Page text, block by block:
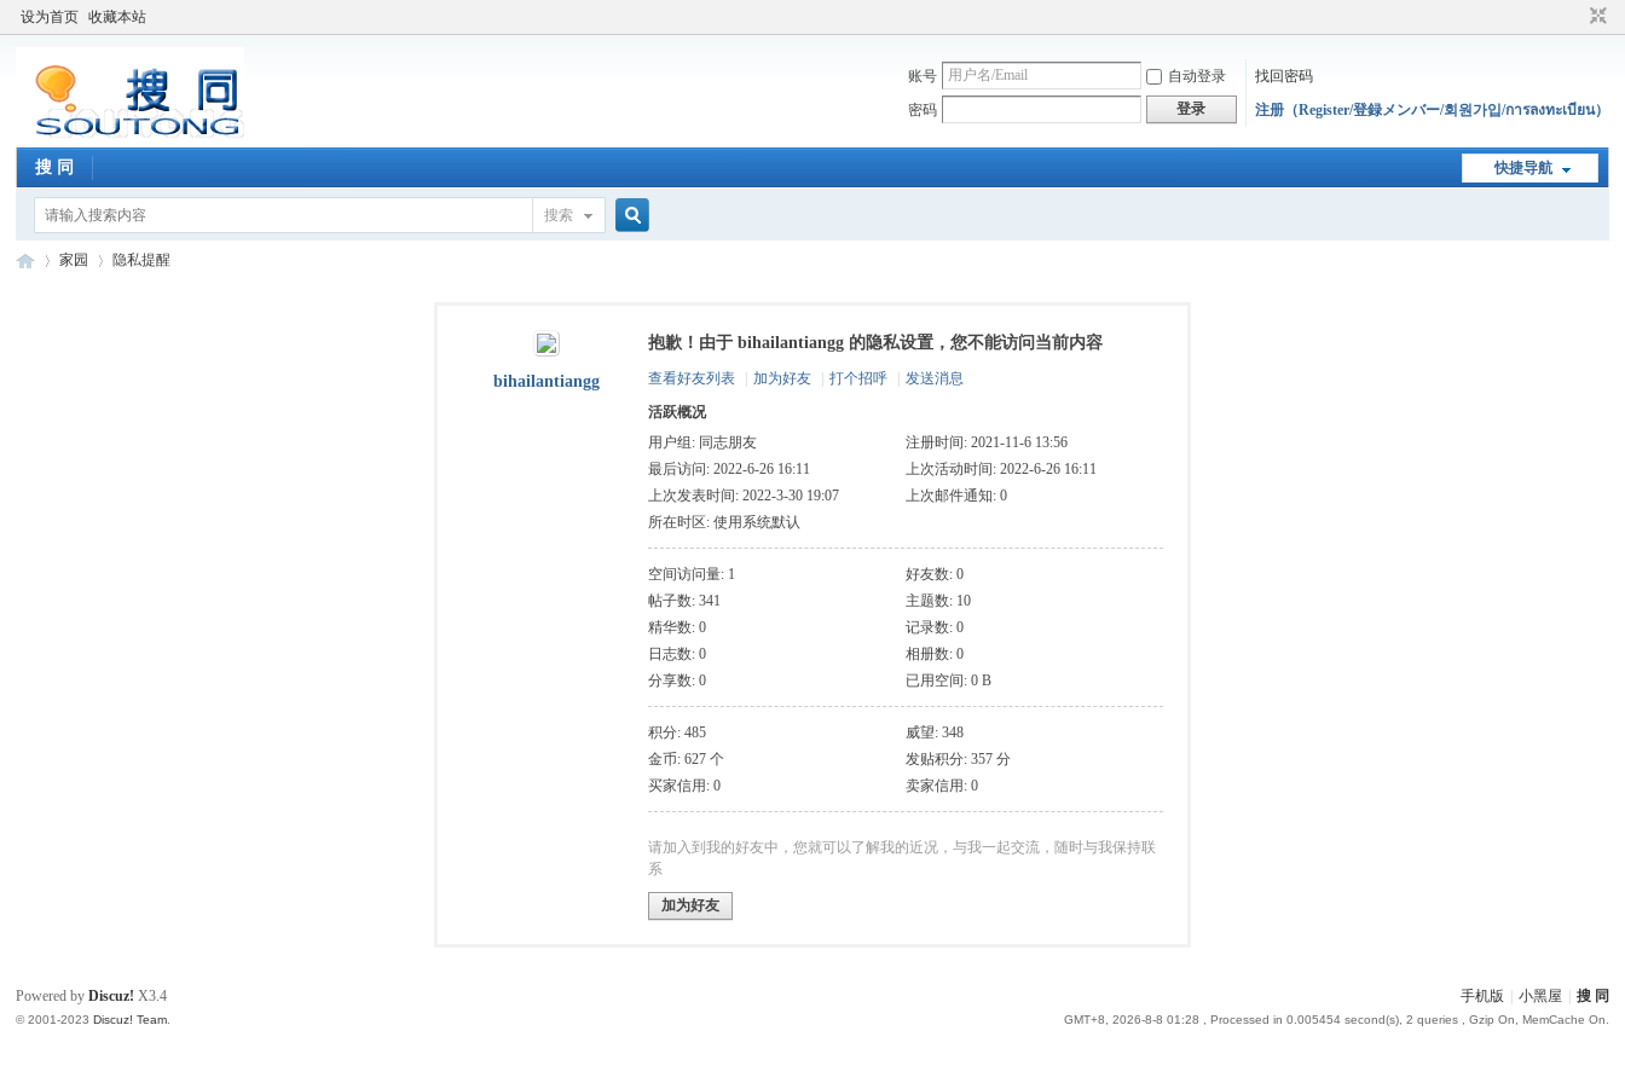
设为首页 收藏本站
账号 自动登录
找回密码
密码
登录 注册（Register/登録メンバー/회원가입/การลงทะเบียน）
快捷导航
搜 同
搜索
家园 隐私提醒
bihailantiangg
抱歉！由于 bihailantiangg 的隐私设置，您不能访问当前内容
查看好友列表 加为好友 打个招呼
发送消息
活跃概况
用户组: 同志朋友
注册时间: 2021-11-6 13:56
最后访问: 2022-6-26 16:11
上次活动时间: 2022-6-26 16:11
上次发表时间: 2022-3-30 19:07
上次邮件通知: 0
所在时区: 使用系统默认
空间访问量: 1
好友数: 0
帖子数: 341
主题数: 10
精华数: 0
记录数: 0
日志数: 0
相册数: 0
分享数: 0
已用空间: 0 B
积分: 485
威望: 348
金币: 627 个
发贴积分: 357 分
买家信用: 0
卖家信用: 0
请加入到我的好友中，您就可以了解我的近况，与我一起交流，随时与我保持联
系
加为好友
手机版 小黑屋 搜 同
GMT+8, 2026-8-8 01:28 , Processed in 0.005454 second(s), 2 queries , Gzip On, MemCache On.
Powered byDiscuz! X3.4
© 2001-2023Discuz! Team